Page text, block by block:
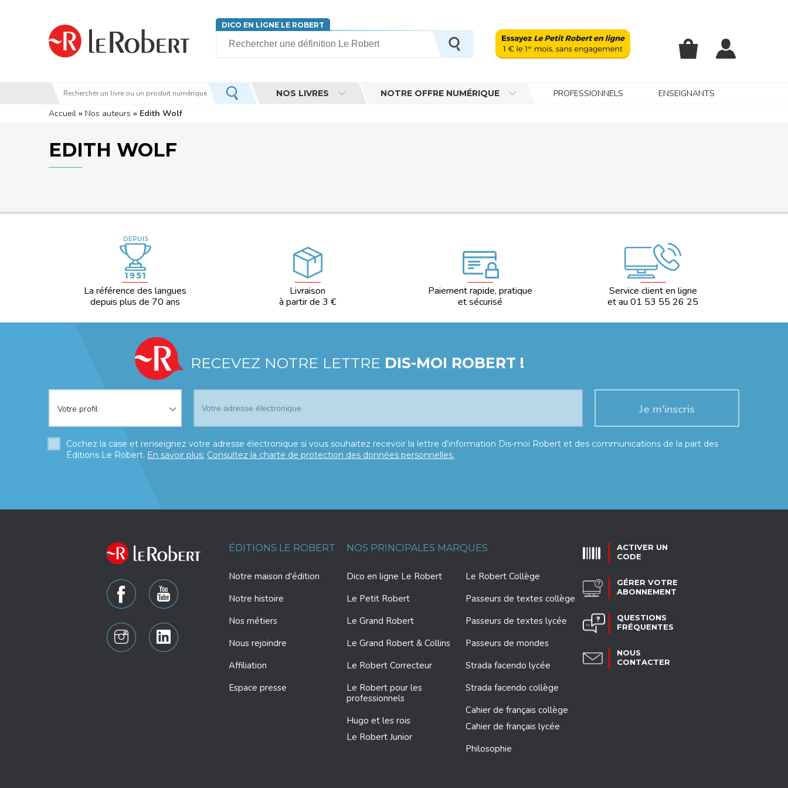
DICO EN LIGNE LE ROBERT
NOS LIVRES NOTRE OFFRE NUMÉRIQUE PROFESSIONNELS
ENSEIGNANTS
Vous êtes ici
Accueil » Nos auteurs » Edith Wolf
EDITH WOLF
La référence des langues
depuis plus de 70 ans
Livraison
à partir de 3 €
Paiement rapide, pratique
et sécurisé
Service client en ligne
et au 01 53 55 26 25
RECEVEZ NOTRE LETTRE DIS-MOI ROBERT !
Votre profil*
Votre profil
Cochez la case et renseignez votre adresse électronique si vous souhaitez recevoir la lettre d’information Dis-moi Robert et des communications de la part des
Éditions Le Robert. En savoir plus. Consultez la charte de protection des données personnelles.
ÉDITIONS LE ROBERT
Notre maison d'édition
Notre histoire
Nos métiers
Nous rejoindre
Affiliation
Espace presse
NOS PRINCIPALES MARQUES
Dico en ligne Le Robert
Le Petit Robert
Le Grand Robert
Le Grand Robert & Collins
Le Robert Correcteur
Le Robert pour les
professionnels
Hugo et les rois
Le Robert Junior
Le Robert Collège
Passeurs de textes collège
Passeurs de textes lycée
Passeurs de mondes
Strada facendo lycée
Strada facendo collège
Cahier de français collège
Cahier de français lycée
Philosophie
ACTIVER UN
CODE
GÉRER VOTRE
ABONNEMENT
QUESTIONS
FRÉQUENTES
NOUS
CONTACTER